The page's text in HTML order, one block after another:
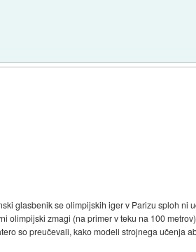
glasbenik se olimpijskih iger v Parizu sploh ni
zmagi (na primer v teku na 100
so preučevali, kako modeli strojnega učenja